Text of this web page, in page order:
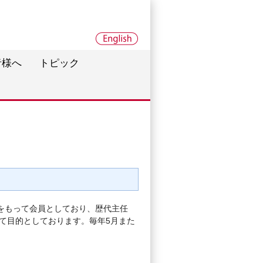
へ トピック
もって会員としており、歴代主任
目的としております。毎年5月また